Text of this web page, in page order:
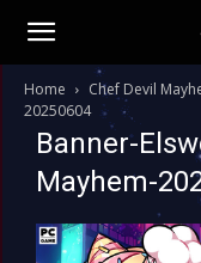
Home Chef Devil
20250604
Banner-
Mayhem-